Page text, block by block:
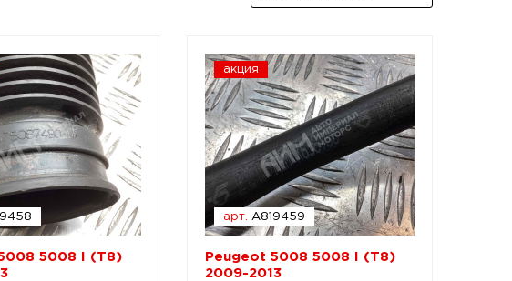
5008 I (T8)
акция
арт. A819459
Peugeot 5008 5008 I (T8)
2009-2013